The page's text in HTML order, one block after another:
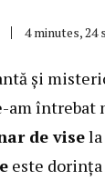
4 minutes, 24
și
întrebat
de vise
este